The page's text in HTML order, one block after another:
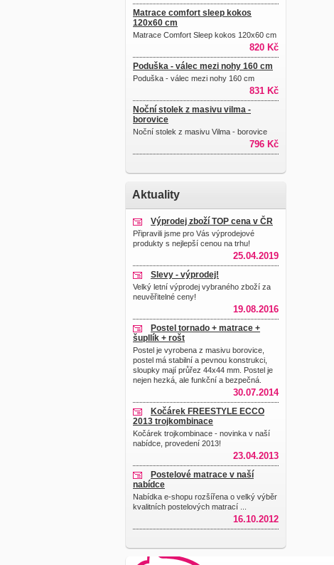
Matrace comfort sleep kokos
120x60 cm
Matrace Comfort Sleep kokos 120x60 cm
820 Kč
Poduška - válec mezi nohy 160 cm
Poduška - válec mezi nohy 160 cm
831 Kč
Noční stolek z masivu vilma -
borovice
Noční stolek z masivu Vilma - borovice
796 Kč
Aktuality
Výprodej zboží TOP cena v ČR
Připravili jsme pro Vás výprodejové
produkty s nejlepší cenou na trhu!
25.04.2019
Slevy - výprodej!
Velký letní výprodej vybraného zboží za
neuvěřitelné ceny!
19.08.2016
Postel tornado + matrace +
šupllík + rošt
Postel je vyrobena z masivu borovice,
postel má stabilní a pevnou konstrukci,
sloupky mají průřez 44x44 mm. Postel je
nejen hezká, ale funkční a bezpečná.
30.07.2014
Kočárek FREESTYLE ECCO
2013 trojkombinace
Kočárek trojkombinace - novinka v naší
nabídce, provedení 2013!
23.04.2013
Postelové matrace v naší
nabídce
Nabídka e-shopu rozšířena o velký výběr
kvalitních postelových matrací ...
16.10.2012